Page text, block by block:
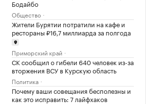
Бодайбо
Общество
Жители Бурятии потратили на кафе и
рестораны ₽16,7 миллиарда за полгода
Приморский край
СК сообщил о гибели 640 человек из-за
вторжения ВСУ в Курскую область
Политика
Почему ваши совещания бесполезны и
как это исправить: 7 лайфхаков